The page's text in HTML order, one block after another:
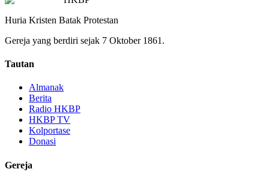
Huria Kristen Batak Protestan
Gereja yang berdiri sejak 7 Oktober 1861.
Tautan
Almanak
Berita
Radio HKBP
HKBP TV
Kolportase
Donasi
Gereja